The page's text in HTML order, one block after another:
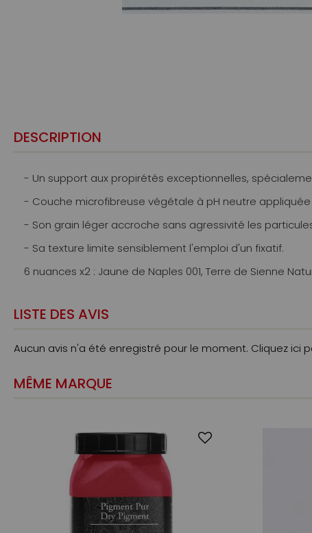
DESCRIPTION
- Un support aux propirétés exceptionnelles,
- Couche microfibreuse végétale à pH neutre
- Son grain léger accroche sans agressivité les
- Sa texture limite sensiblement l'emploi d'un fixatif.
6 nuances x2 : Jaune de Naples 001, Terre de Sienne
LISTE DES AVIS
Aucun avis n'a été enregistré pour le moment. Cliquez ici
MÊME MARQUE